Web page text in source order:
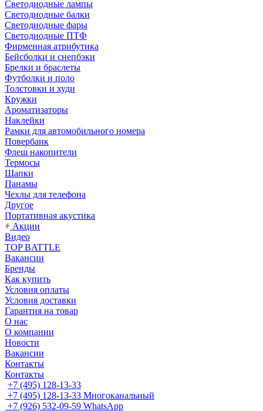
Светодиодные лампы
Светодиодные балки
Светодиодные фары
Светодиодные ПТФ
Фирменная атрибутика
Бейсболки и снепбэки
Брелки и браслеты
Футболки и поло
Толстовки и худи
Кружки
Ароматизаторы
Наклейки
Рамки для автомобильного номера
Повербанк
Флеш накопители
Термосы
Шапки
Панамы
Чехлы для телефона
Другое
Портативная акустика
Акции
Видео
TOP BATTLE
Вакансии
Бренды
Как купить
Условия оплаты
Условия доставки
Гарантия на товар
О нас
О компании
Новости
Вакансии
Контакты
Контакты
+7 (495) 128-13-33
+7 (495) 128-13-33 Многоканальный
+7 (926) 532-09-59 WhatsApp